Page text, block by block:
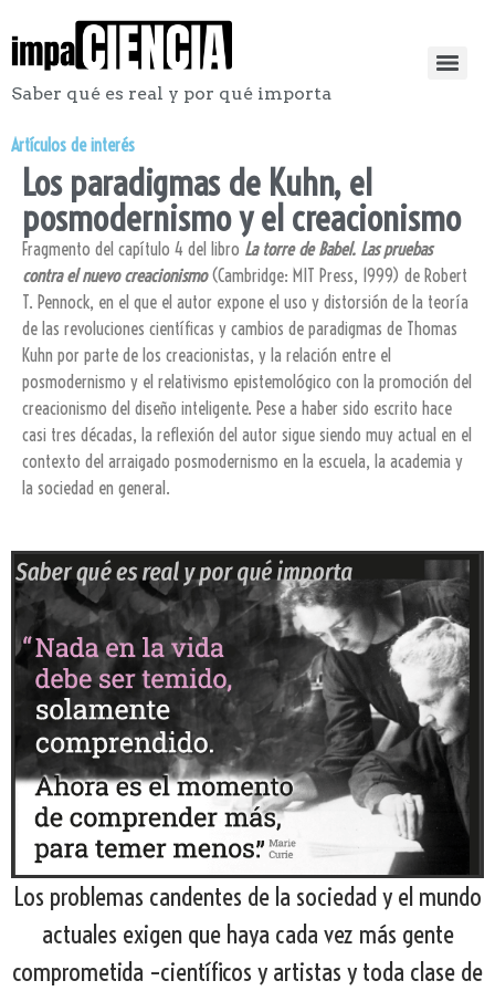
Saber qué es real y por qué importa
Artículos de interés
Los paradigmas de Kuhn, el
posmodernismo y el creacionismo
Fragmento del capítulo 4 del libro La torre de Babel. Las pruebas
contra el nuevo creacionismo(Cambridge: MIT Press, 1999) de Robert
T. Pennock, en el que el autor expone el uso y distorsión de la teoría
de las revoluciones científicas y cambios de paradigmas de Thomas
Kuhn por parte de los creacionistas, y la relación entre el
posmodernismo y el relativismo epistemológico con la promoción del
creacionismo del diseño inteligente. Pese a haber sido escrito hace
casi tres décadas, la reflexión del autor sigue siendo muy actual en el
contexto del arraigado posmodernismo en la escuela, la academia y
la sociedad en general.
Los problemas candentes de la sociedad y el mundo
actuales exigen que haya cada vez más gente
comprometida –científicos y artistas y toda clase de